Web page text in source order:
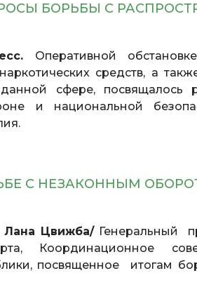
БОРЬБЫ С
Оперативной
средств, а
сфере, посвящалось
и национальной
С НЕЗАКОННЫМ
Лана Цвижба/Генеральный
посвященное итогам